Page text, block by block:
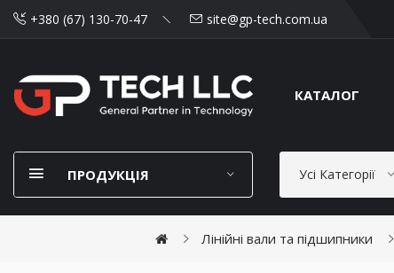
+380 (67) 130-70-47 site@gp-tech.com.ua
КАТАЛОГ
ПРОДУКЦІЯ Усі Категорії
Лінійні вали та підшипники